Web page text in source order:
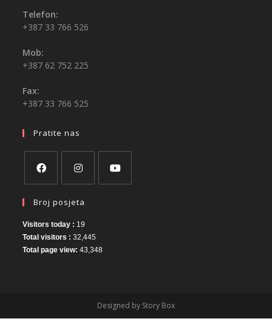
Telefon:
+387 33 766 526
Mob:
+387 62 752 225
Fax:
+387 33 766 525
Pratite nas
Broj posjeta
Visitors today : 19
Total visitors :32,445
Total page view:43,348
Designed by Story Box